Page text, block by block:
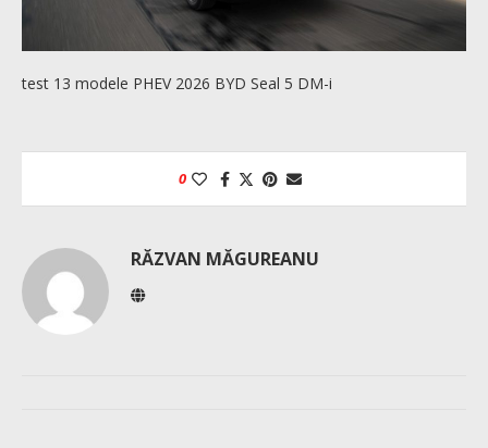
test 13 modele PHEV 2026 BYD Seal 5 DM-i
0
RĂZVAN MĂGUREANU